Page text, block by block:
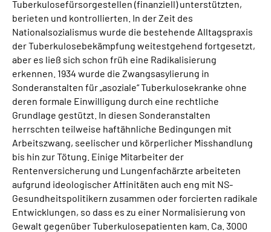
Tuberkulosefürsorgestellen (finanziell) unterstützten,
berieten und kontrollierten. In der Zeit des
Nationalsozialismus wurde die bestehende Alltagspraxis
der Tuberkulosebekämpfung weitestgehend fortgesetzt,
aber es ließ sich schon früh eine Radikalisierung
erkennen. 1934 wurde die Zwangsasylierung in
Sonderanstalten für „asoziale“ Tuberkulosekranke ohne
deren formale Einwilligung durch eine rechtliche
Grundlage gestützt. In diesen Sonderanstalten
herrschten teilweise haftähnliche Bedingungen mit
Arbeitszwang, seelischer und körperlicher Misshandlung
bis hin zur Tötung. Einige Mitarbeiter der
Rentenversicherung und Lungenfachärzte arbeiteten
aufgrund ideologischer Affinitäten auch eng mit NS-
Gesundheitspolitikern zusammen oder forcierten radikale
Entwicklungen, so dass es zu einer Normalisierung von
Gewalt gegenüber Tuberkulosepatienten kam. Ca. 3000